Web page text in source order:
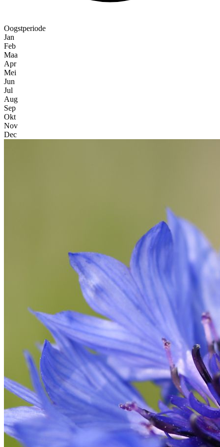
Oogstperiode
Jan
Feb
Maa
Apr
Mei
Jun
Jul
Aug
Sep
Okt
Nov
Dec